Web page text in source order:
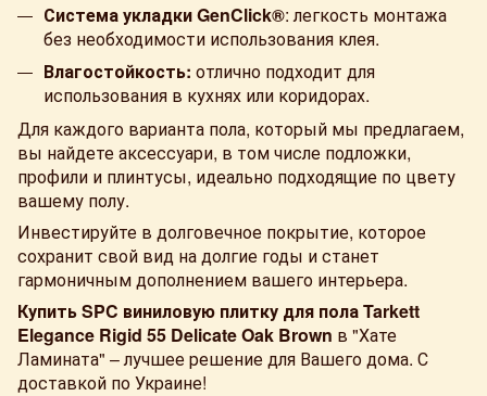
Система укладкиGenClick®: легкость монтажа
без необходимости использования клея.
Влагостойкость: отлично подходит для
использования в кухнях или коридорах.
Для каждого варианта пола, который мы предлагаем,
вы найдете аксессуари, в том числе подложки,
профили и плинтусы, идеально подходящие по цвету
вашему полу.
Инвестируйте в долговечное покрытие, которое
сохранит свой вид на долгие годы и станет
гармоничным дополнением вашего интерьера.
Купить SPC виниловую плитку для пола Tarkett
Elegance Rigid 55 Delicate Oak Brown в "Хате
Ламината" – лучшее решение для Вашего дома. С
доставкой по Украине!